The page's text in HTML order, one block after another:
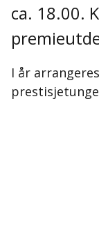
ca. 18.00.
I år